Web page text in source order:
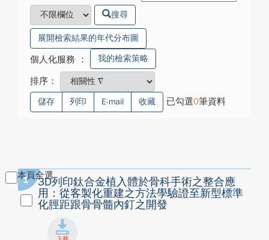
搜尋
展開檢索結果的年代分布圖
個人化服務 ： 我的檢索策略
排序：
儲存 列印 E-mail 收藏 已勾選0筆資料
本頁全選
1
3D列印鈦合金植入體於骨科手術之整合應
用：從客製化重建之方法學驗證至新型標準
化脛距跟骨骨髓內釘之開發